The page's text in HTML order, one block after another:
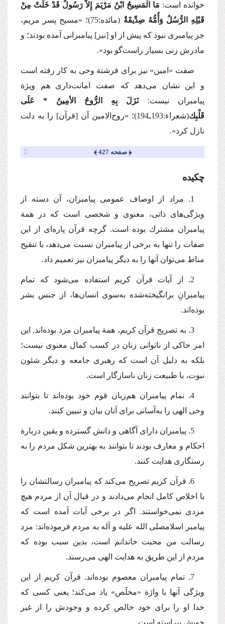
خوانده است: مَا الْمَسِیحُ ابْنُ مَرْیَمَ إِلاّ رَسُولٌ قَدْ خَلَتْ مِنْ
قَبْلِهِ الرُّسُلُ وَأُمُّهُ صِدِّیقَةٌ (مائده:75)؛
«مسیح پسر مریم،
جز پیامبری نبود كه پیش از او [نیز] پیامبرانی آمده بودند؛ و
مادرش زنی بسیار راست‌گو بود».
صفت «امین‌» نیز برای فرشتة وحی به كار رفته است
و این نشان می‌دهد كه صفت امانت‌داری هم ویژة
پیامبران نیست:نَزَلَ بِهِ الرُّوحُ الأمِینُ * عَلَی
قَلْبِك
(شعراء:193ـ194)؛ «روح‌الامین آن [قرآن] را به دلت
نازل كرد».
﴿ صفحه 427 ﴾
چكیده
1. مراد از اوصاف عمومی پیامبران، آن دسته از
ویژگی‌های ذاتی، معنوی و شخصی است كه در همة
پیامبران مشترك بوده است. گرچه قرآن پاره‌ای از این
صفات را تنها به برخی از پیامبران نسبت می‌دهد، با تنقیح
مناط می‌توان آنها را به دیگر پیامبران نیز تعمیم داد.
2. از آیات قرآن كریم استفاده می‌شود كه تمام
پیامبرانِ برانگیخته‌شده به‌سوی انسان‌ها، از جنس بشر
بوده‌اند.
3. به تصریح قرآن كریم، همة پیامبران مرد بوده‌اند. این
امر حاكی از ناتوانی زنان در كسب كمال معنوی نیست؛
بلكه به دلیل آن است كه رهبری جامعه و دیگر شئون
نبوت، با طبیعت زنان ناسازگار است.
4. تمام پیامبران هم‌زبان قوم خود بوده‌اند تا بتوانند
وحی الهی را به‌آسانی برای آنان بیان و تبیین كنند.
5. پیامبران دارای آگاهی و دانش گسترده و یقین دربارة
احكام و معارف بودند تا بتوانند به بهترین شكل مردم را به
رستگاری هدایت كنند.
6. قرآن كریم تصریح می‌كند كه پیامبران رسالتشان را
با اخلاص كامل انجام می‌دادند و در قبال آن از مردم هیچ
مزدی نمی‌خواستند. اگر در برخی آیات آمده است كه
پیامبر اسلامصلی الله علیه و آله به مردم فرموده‌اند: مزد
رسالت من محبت خاندانم است، بدین سبب بوده كه
مردم از این طریق به هدایت الهی می‌رسند.
7. تمام پیامبران معصوم بوده‌اند. قرآن كریم از این
ویژگی آنها با واژة «مخلََص» یاد می‌كند؛ یعنی كسی كه
خدا او را برای خود خالص كرده و وجودش را از غیر
خویش پیراسته است.